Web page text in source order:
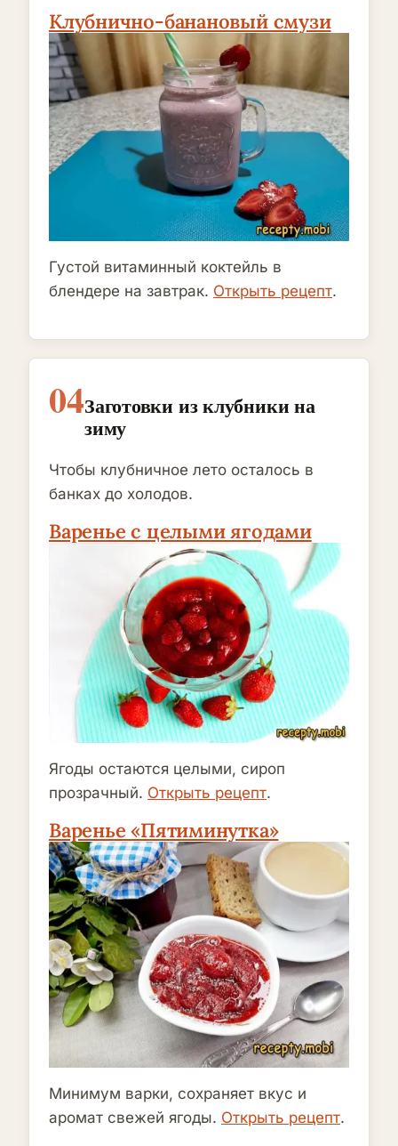
Клубнично-банановый смузи
Густой витаминный коктейль в
блендере на завтрак. Открыть рецепт.
04Заготовки из клубники на
зиму
Чтобы клубничное лето осталось в
банках до холодов.
Варенье с целыми ягодами
Ягоды остаются целыми, сироп
прозрачный. Открыть рецепт.
Варенье «Пятиминутка»
Минимум варки, сохраняет вкус и
аромат свежей ягоды. Открыть рецепт.